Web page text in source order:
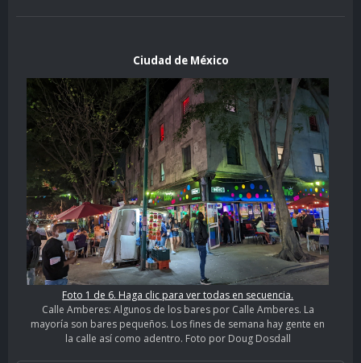
Ciudad de México
Foto 1 de 6. Haga clic para ver todas en secuencia.
Calle Amberes: Algunos de los bares por Calle Amberes. La
mayoría son bares pequeños. Los fines de semana hay gente en
la calle así como adentro. Foto por Doug Dosdall